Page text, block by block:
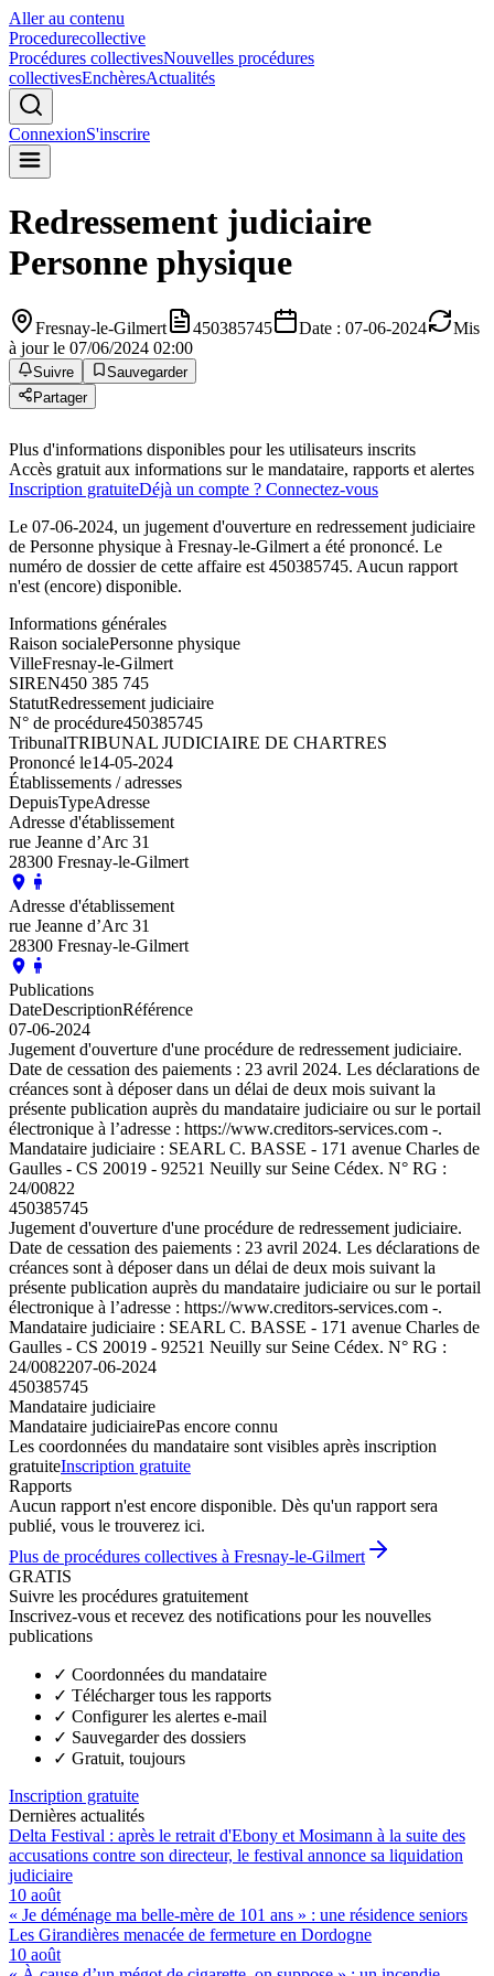
Aller au contenu
Procedurecollective
Procédures collectivesNouvelles procédures
collectivesEnchèresActualités
ConnexionS'inscrire
Redressement judiciaire
Personne physique
Fresnay-le-Gilmert 450385745 Date : 07-06-2024
Mis
à jour le 07/06/2024 02:00
Suivre
Sauvegarder
Partager
Plus d'informations disponibles pour les utilisateurs inscrits
Accès gratuit aux informations sur le mandataire, rapports et alertes
Inscription gratuiteDéjà un compte ? Connectez-vous
Le 07-06-2024, un jugement d'ouverture en redressement judiciaire
de Personne physique à Fresnay-le-Gilmert a été prononcé. Le
numéro de dossier de cette affaire est 450385745. Aucun rapport
n'est (encore) disponible.
Informations générales
Raison socialePersonne physique
VilleFresnay-le-Gilmert
SIREN450 385 745
StatutRedressement judiciaire
N° de procédure450385745
TribunalTRIBUNAL JUDICIAIRE DE CHARTRES
Prononcé le14-05-2024
Établissements / adresses
DepuisTypeAdresse
Adresse d'établissement
rue Jeanne d’Arc 31
28300 Fresnay-le-Gilmert
Adresse d'établissement
rue Jeanne d’Arc 31
28300 Fresnay-le-Gilmert
Publications
DateDescriptionRéférence
07-06-2024
Jugement d'ouverture d'une procédure de redressement judiciaire.
Date de cessation des paiements : 23 avril 2024. Les déclarations de
créances sont à déposer dans un délai de deux mois suivant la
présente publication auprès du mandataire judiciaire ou sur le portail
électronique à l’adresse : https://www.creditors-services.com -.
Mandataire judiciaire : SEARL C. BASSE - 171 avenue Charles de
Gaulles - CS 20019 - 92521 Neuilly sur Seine Cédex. N° RG :
24/00822
450385745
Jugement d'ouverture d'une procédure de redressement judiciaire.
Date de cessation des paiements : 23 avril 2024. Les déclarations de
créances sont à déposer dans un délai de deux mois suivant la
présente publication auprès du mandataire judiciaire ou sur le portail
électronique à l’adresse : https://www.creditors-services.com -.
Mandataire judiciaire : SEARL C. BASSE - 171 avenue Charles de
Gaulles - CS 20019 - 92521 Neuilly sur Seine Cédex. N° RG :
24/0082207-06-2024
450385745
Mandataire judiciaire
Mandataire judiciairePas encore connu
Les coordonnées du mandataire sont visibles après inscription
gratuiteInscription gratuite
Rapports
Aucun rapport n'est encore disponible. Dès qu'un rapport sera
publié, vous le trouverez ici.
Plus de procédures collectives à Fresnay-le-Gilmert
GRATIS
Suivre les procédures gratuitement
Inscrivez-vous et recevez des notifications pour les nouvelles
publications
✓ Coordonnées du mandataire
✓ Télécharger tous les rapports
✓ Configurer les alertes e-mail
✓ Sauvegarder des dossiers
✓ Gratuit, toujours
Inscription gratuite
Dernières actualités
Delta Festival : après le retrait d'Ebony et Mosimann à la suite des
accusations contre son directeur, le festival annonce sa liquidation
judiciaire
10 août
« Je déménage ma belle-mère de 101 ans » : une résidence seniors
Les Girandières menacée de fermeture en Dordogne
10 août